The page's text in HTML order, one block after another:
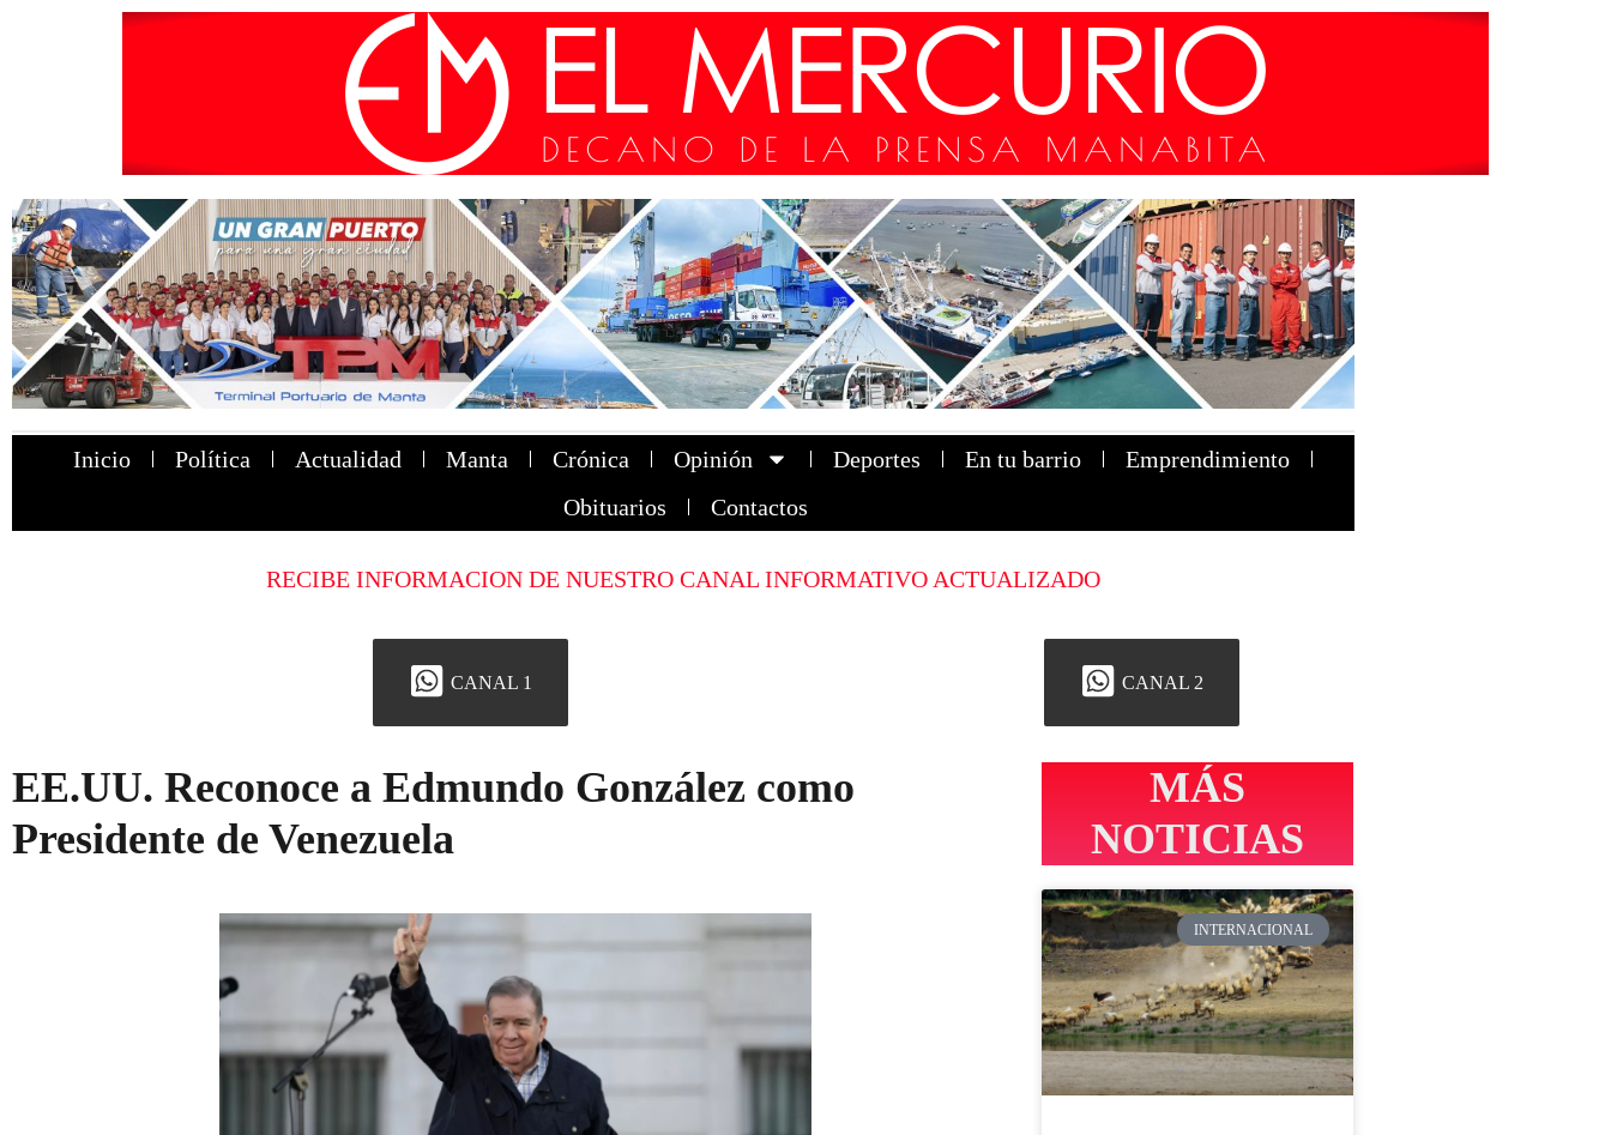
Inicio Política Actualidad Manta Crónica Opinión Deportes En tu barrio
Emprendimiento
Obituarios
Contactos
RECIBE INFORMACION DE NUESTRO CANAL INFORMATIVO ACTUALIZADO
CANAL 1 CANAL 2
EE.UU. Reconoce a Edmundo González como
Presidente de Venezuela
MÁS
NOTICIAS
INTERNACIONAL